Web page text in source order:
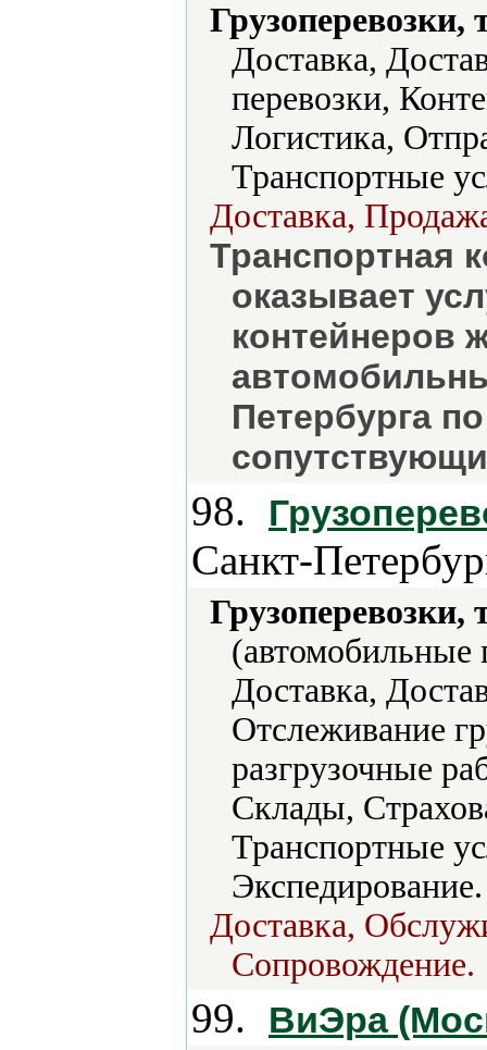
Доставка,
перевозки,
Логистика,
Транспортные
Доставка,
Транспортная
оказывает
контейнеров
Петербурга
98.
Санкт-
(автомобильные
Доставка,
Отслеживание
разгрузочные
Склады,
Транспортные
Экспедирование.
Доставка,
Сопровождение.
99. ВиЭра